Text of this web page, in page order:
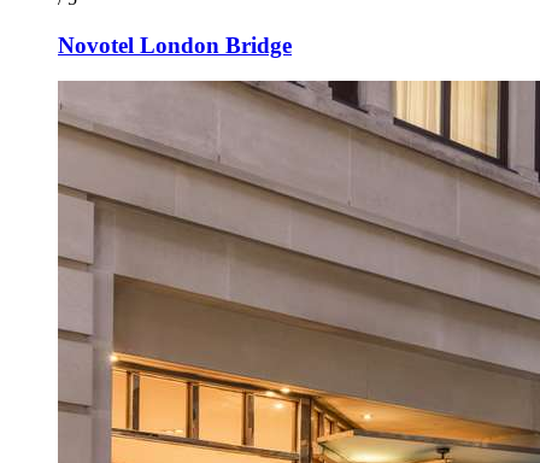
Novotel London Bridge